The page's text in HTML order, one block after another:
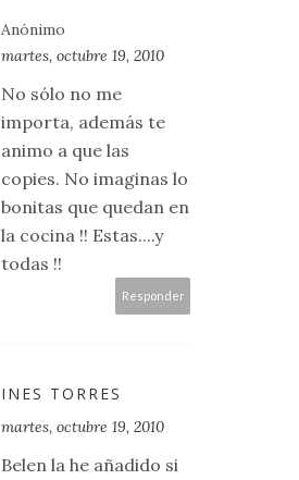
Anónimo
martes, octubre 19, 2010
No sólo no me
importa, además te
animo a que las
copies. No imaginas lo
bonitas que quedan en
la cocina !! Estas....y
todas !!
Responder
INES TORRES
martes, octubre 19, 2010
Belen la he añadido si